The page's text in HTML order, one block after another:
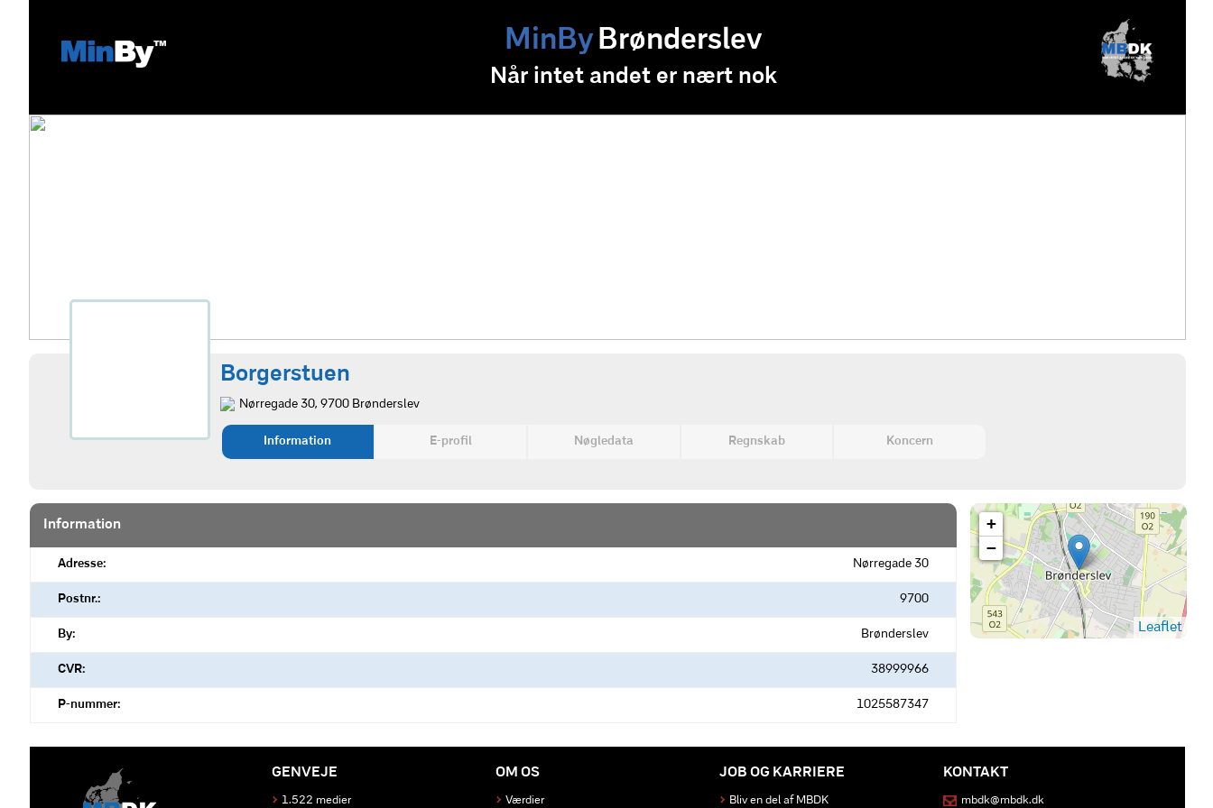
MinByBrønderslev
Når intet andet er nært nok
Borgerstuen
Nørregade 30, 9700 Brønderslev
Information E-profil Nøgledata Regnskab Koncern
Information
Adresse: Nørregade 30
Postnr.: 9700
By: Brønderslev
CVR: 38999966
P-nummer: 1025587347
+
−
Leaflet
GENVEJE
1.522 medier
OM OS
Værdier
JOB OG KARRIERE
Bliv en del af MBDK
KONTAKT
mbdk@mbdk.dk